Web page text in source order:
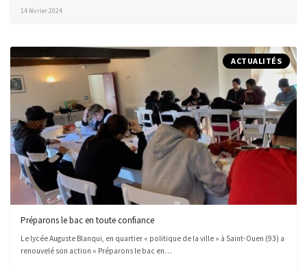
14 février 2024
ACTUALITÉS
Préparons le bac en toute confiance
Le lycée Auguste Blanqui, en quartier « politique de la ville » à Saint-Ouen (93) a
renouvelé son action « Préparons le bac en…